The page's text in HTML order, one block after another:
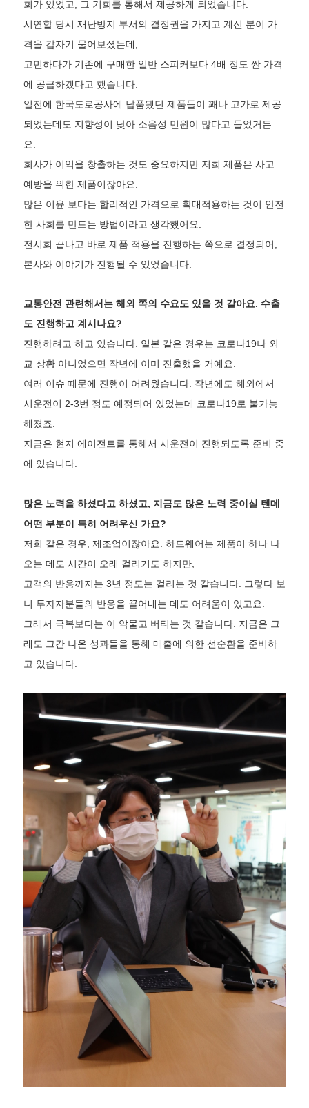
회가 있었고, 그 기회를 통해서 제공하게 되었습니다.
시연할 당시 재난방지 부서의 결정권을 가지고 계신 분이 가
격을 갑자기 물어보셨는데,
고민하다가 기존에 구매한 일반 스피커보다 4배 정도 싼 가격
에 공급하겠다고 했습니다.
일전에 한국도로공사에 납품됐던 제품들이 꽤나 고가로 제공
되었는데도 지향성이 낮아 소음성 민원이 많다고 들었거든
요.
회사가 이익을 창출하는 것도 중요하지만 저희 제품은 사고
예방을 위한 제품이잖아요.
많은 이윤 보다는 합리적인 가격으로 확대적용하는 것이 안전
한 사회를 만드는 방법이라고 생각했어요.
전시회 끝나고 바로 제품 적용을 진행하는 쪽으로 결정되어,
본사와 이야기가 진행될 수 있었습니다.
교통안전 관련해서는 해외 쪽의 수요도 있을 것 같아요. 수출
도 진행하고 계시나요?
진행하려고 하고 있습니다. 일본 같은 경우는 코로나19나 외
교 상황 아니었으면 작년에 이미 진출했을 거예요.
여러 이슈 때문에 진행이 어려웠습니다. 작년에도 해외에서
시운전이 2-3번 정도 예정되어 있었는데 코로나19로 불가능
해졌죠.
지금은 현지 에이전트를 통해서 시운전이 진행되도록 준비 중
에 있습니다.
많은 노력을 하셨다고 하셨고, 지금도 많은 노력 중이실 텐데
어떤 부분이 특히 어려우신 가요?
저희 같은 경우, 제조업이잖아요. 하드웨어는 제품이 하나 나
오는 데도 시간이 오래 걸리기도 하지만,
고객의 반응까지는 3년 정도는 걸리는 것 같습니다. 그렇다 보
니 투자자분들의 반응을 끌어내는 데도 어려움이 있고요.
그래서 극복보다는 이 악물고 버티는 것 같습니다. 지금은 그
래도 그간 나온 성과들을 통해 매출에 의한 선순환을 준비하
고 있습니다.